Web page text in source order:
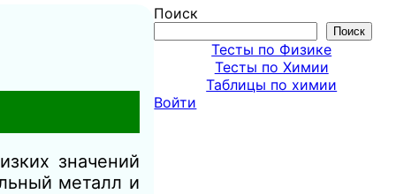
значений
металл и
Поиск
Поиск
Тесты по Физике
Тесты по Химии
Таблицы по химии
Войти